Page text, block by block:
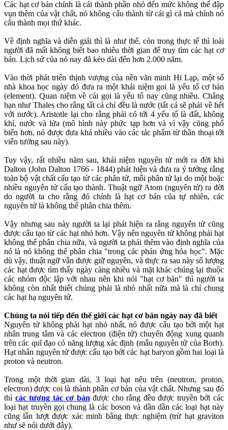
Các hạt cơ bản chính là cái thành phần nhỏ đến mức không thể đập
vụn thêm của vật chất, nó không cấu thành từ cái gì cả mà chính nó
cấu thành mọi thứ khác.
Về định nghĩa và diễn giải thì là như thế, còn trong thực tế thì loài
người đã mất không biết bao nhiêu thời gian để truy tìm các hạt cơ
bản. Lịch sử của nó nay đã kéo dài đến hơn 2.000 năm.
Vào thời phát triển thịnh vượng của nền văn minh Hi Lạp, một số
nhà khoa học ngày đó đưa ra một khái niệm goi là yếu tố cơ bản
(element). Quan niệm về cái gọi là yếu tố nay cũng nhiều. Chẳng
hạn như Thales cho rằng tất cả chỉ đều là nước (tất cả sẽ phải về hết
với nước). Aristotle lại cho rằng phải có tới 4 yếu tố là đất, không
khí, nước và lửa (mô hình này phức tạp hơn và vì vậy cũng phổ
biến hơn, nó được đưa khá nhiều vào các tác phẩm từ thần thoại tới
viễn tưởng sau này).
Tuy vậy, rất nhiều năm sau, khái niệm nguyên tử mới ra đời khi
Dalton (John Dalton 1766 - 1844) phát hiện và đưa ra ý tưởng rằng
toàn bộ vật chất cấu tạo từ các phân tử, mỗi phân tử lại do một hoặc
nhiều nguyên tử cấu tạo thành. Thuật ngữ Atom (nguyên tử) ra đời
do người ta cho rằng đó chính là hạt cơ bản của tự nhiên, các
nguyên tử là không thể phân chia thêm.
Vậy nhưng sau này người ta lại phát hiện ra rằng nguyên tử cũng
được cấu tạo từ các hạt nhỏ hơn. Vậy nên nguyên tử không phải hạt
không thể phân chia nữa, và người ta phải thêm vào định nghĩa của
nó là nó không thể phân chia "trong các phản ứng hóa học". Mặc
dù vậy, thuật ngữ vẫn được giữ nguyên, và thực ra sau này số lượng
các hạt được tìm thấy ngày càng nhiều và mặt khác chúng lại thuộc
các nhóm độc lập với nhau nên khi nói "hạt cơ bản" thì người ta
không còn nhất thiết chúng phải là nhỏ nhất nữa mà là chỉ chung
các hạt hạ nguyên tử.
Chúng ta nói tiếp đến thế giới các hạt cơ bản ngày nay đã biết
Nguyên tử không phải hạt nhỏ nhất, nó được cấu tạo bởi một hạt
nhân trung tâm và các electron (điện tử) chuyển động xung quanh
trên các quĩ đạo có năng lượng xác định (mẫu nguyên tử của Borh).
Hạt nhân nguyên tử được cấu tạo bởi các hạt baryon gồm hai loại là
proton và neutron.
Trong một thời gian dài, 3 loại hạt nêu trên (neutron, proton,
electron) được coi là thành phần cơ bản của vật chất. Nhưng sau đó
thì các tương tác cơ bản được cho rằng đều được truyền bởi các
loại hạt truyền gọi chung là các boson và dần dần các loại hạt này
cũng lần lượt được xác minh bằng thực nghiệm (trừ hạt graviton
như sẽ nói dưới đây).